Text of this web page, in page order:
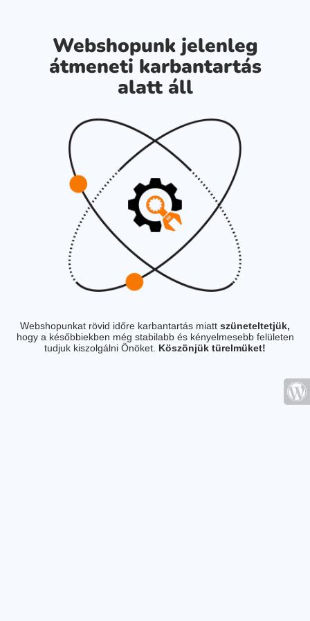
Webshopunk jelenleg
átmeneti karbantartás
alatt áll
Webshopunkat rövid időre karbantartás miatt szüneteltetjük,
hogy a későbbiekben még stabilabb és kényelmesebb felületen
tudjuk kiszolgálni Önöket. Köszönjük türelmüket!